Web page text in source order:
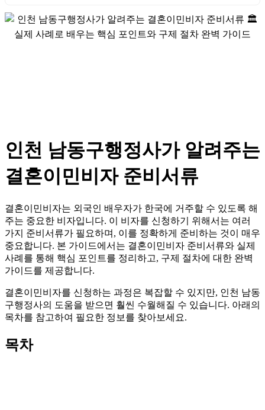
인천 남동구행정사가 알려주는
결혼이민비자 준비서류
결혼이민비자는 외국인 배우자가 한국에 거주할 수 있도록 해
주는 중요한 비자입니다. 이 비자를 신청하기 위해서는 여러
가지 준비서류가 필요하며, 이를 정확하게 준비하는 것이 매우
중요합니다. 본 가이드에서는 결혼이민비자 준비서류와 실제
사례를 통해 핵심 포인트를 정리하고, 구제 절차에 대한 완벽
가이드를 제공합니다.
결혼이민비자를 신청하는 과정은 복잡할 수 있지만, 인천 남동
구행정사의 도움을 받으면 훨씬 수월해질 수 있습니다. 아래의
목차를 참고하여 필요한 정보를 찾아보세요.
목차